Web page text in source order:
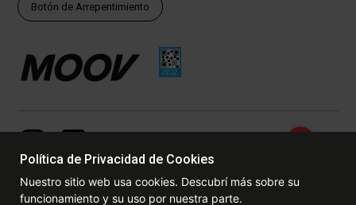
Botón de Arrepentimiento
Política de Privacidad de Cookies
Nuestro sitio web usa cookies. Descubrí más sobre su
funcionamiento y su uso por nuestra parte.